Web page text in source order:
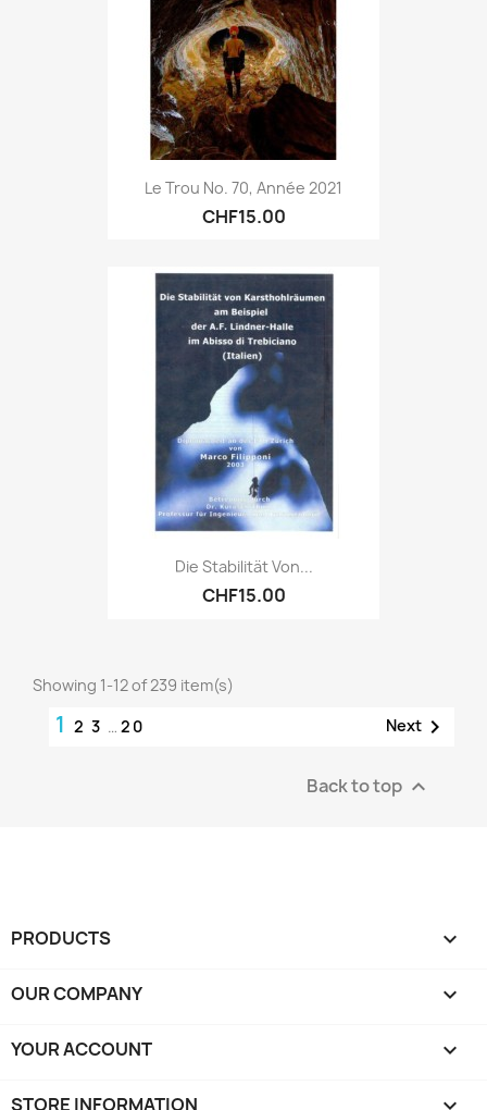
Le Trou No. 70, Année 2021
CHF15.00
Die Stabilität Von...
CHF15.00
Showing 1-12 of 239 item(s)
1 2 3 … 20 Next 
Back to top 
PRODUCTS 
OUR COMPANY 
YOUR ACCOUNT 
STORE INFORMATION